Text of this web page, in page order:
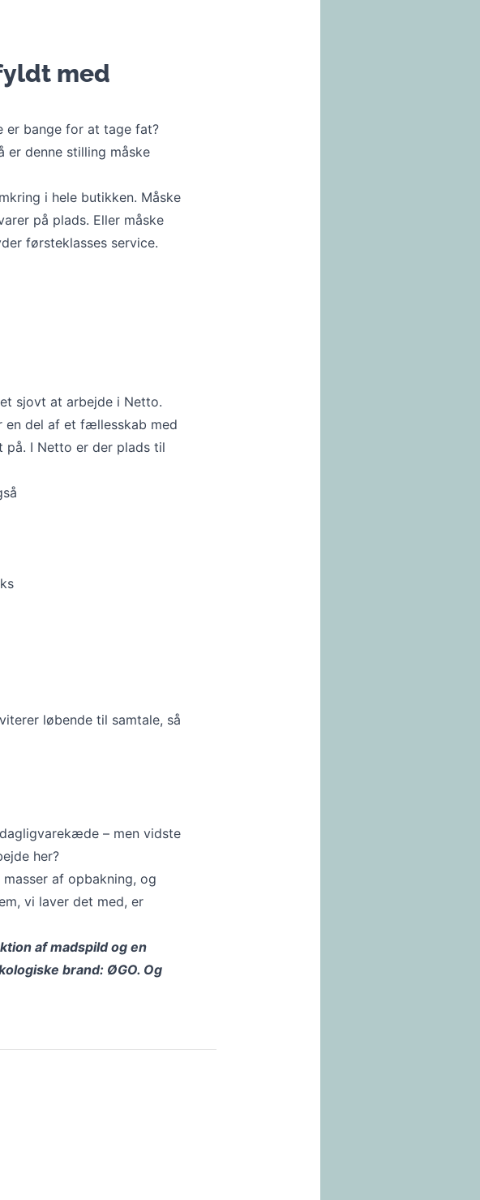
med
er bange for at tage fat?
er denne stilling måske
i hele butikken. Måske
på plads. Eller måske
førsteklasses service.
sjovt at arbejde i Netto.
en del af et fællesskab med
på. I Netto er der plads til
løbende til samtale, så
– men vidste
her?
af opbakning, og
vi laver det med, er
af madspild og en
brand: ØGO. Og